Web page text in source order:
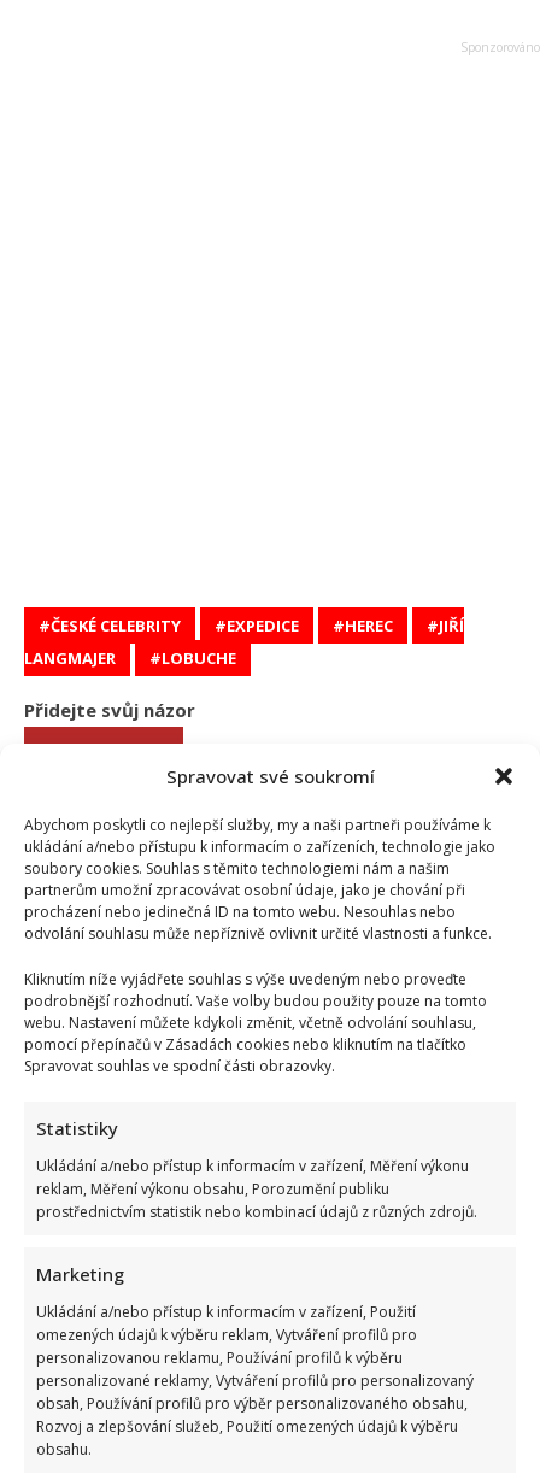
Spravovat své soukromí
Abychom poskytli co nejlepší služby, my a naši partneři používáme k
ukládání a/nebo přístupu k informacím o zařízeních, technologie jako
soubory cookies. Souhlas s těmito technologiemi nám a našim
partnerům umožní zpracovávat osobní údaje, jako je chování při
procházení nebo jedinečná ID na tomto webu. Nesouhlas nebo
odvolání souhlasu může nepříznivě ovlivnit určité vlastnosti a funkce.
Kliknutím níže vyjádřete souhlas s výše uvedeným nebo proveďte
podrobnější rozhodnutí. Vaše volby budou použity pouze na tomto
webu. Nastavení můžete kdykoli změnit, včetně odvolání souhlasu,
pomocí přepínačů v Zásadách cookies nebo kliknutím na tlačítko
Spravovat souhlas ve spodní části obrazovky.
Statistiky
Ukládání a/nebo přístup k informacím v zařízení, Měření výkonu
reklam, Měření výkonu obsahu, Porozumění publiku
prostřednictvím statistik nebo kombinací údajů z různých zdrojů.
Marketing
Ukládání a/nebo přístup k informacím v zařízení, Použití
omezených údajů k výběru reklam, Vytváření profilů pro
personalizovanou reklamu, Používání profilů k výběru
personalizované reklamy, Vytváření profilů pro personalizovaný
obsah, Používání profilů pro výběr personalizovaného obsahu,
Rozvoj a zlepšování služeb, Použití omezených údajů k výběru
obsahu.
ČESKÉ CELEBRITY EXPEDICE HEREC
JIŘÍ
LANGMAJER
LOBUCHE
Přidejte svůj názor
Richard Touš
Richard skvěle doplňuje tým naší redakce. Po letech v zahraniční
redakci zakotvil v našem magazínu. Specialitou Richarda je vše okolo
filmu a herců. Také ovšem sleduje vše, co se ve světě showbyznysu
děje. Naši čtenáři jistě ocení jeho neotřelý pohled na svět
showbyznysu. Ve volném čase nejčastěji vyrazí na ryby. Rád a dobře